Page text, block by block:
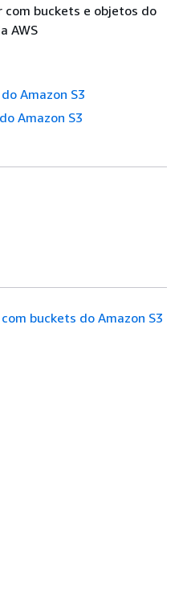
buckets e objetos do
AWS
Amazon S3
Amazon S3
buckets do Amazon S3